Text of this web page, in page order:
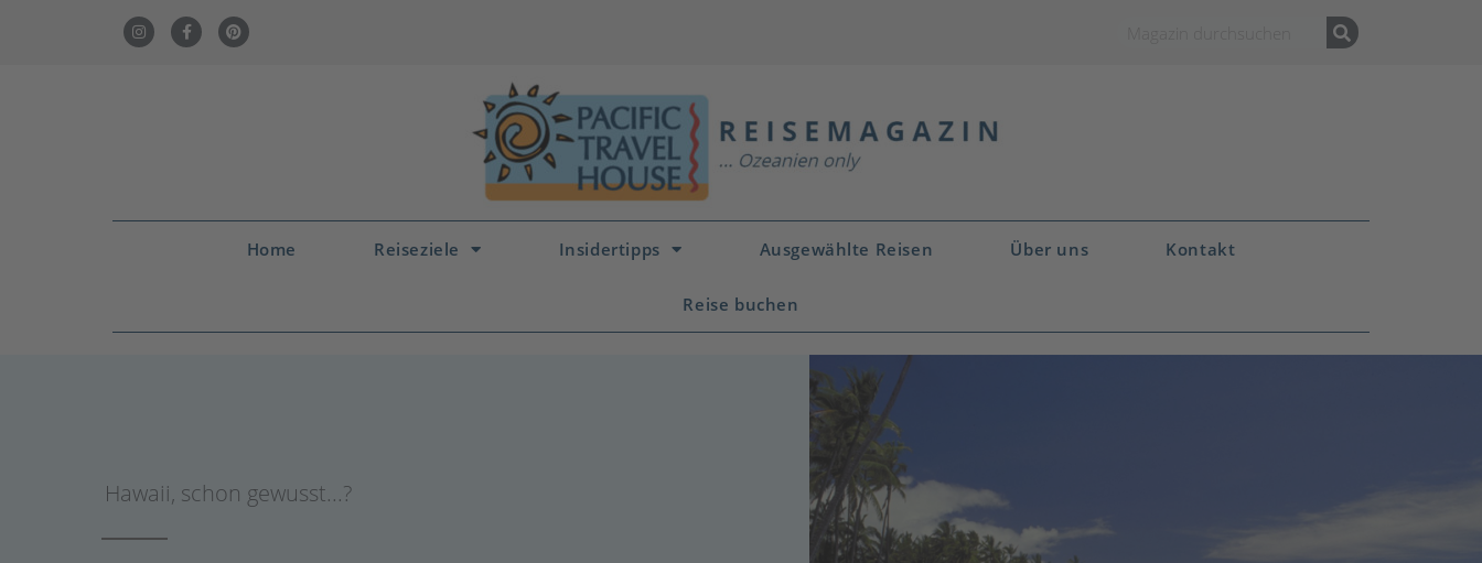
Home Reiseziele Insidertipps Ausgewählte Reisen Über uns Kontakt
Reise buchen
Hawaii, schon gewusst...?